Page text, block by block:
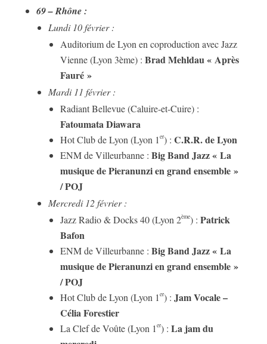
69 – Rhône :
Lundi 10 février :
Auditorium de Lyon en coproduction avec Jazz
Vienne (Lyon 3ème) : Brad Mehldau « Après
Fauré »
Mardi 11 février :
Radiant Bellevue (Caluire-et-Cuire) :
Fatoumata Diawara
Hot Club de Lyon (Lyon 1 er) : C.R.R. de Lyon
ENM de Villeurbanne : Big Band Jazz « La
musique de Pieranunzi en grand ensemble »
/ POJ
Mercredi 12 février :
Jazz Radio & Docks 40 (Lyon 2ème) : Patrick
Bafon
ENM de Villeurbanne : Big Band Jazz « La
musique de Pieranunzi en grand ensemble »
/ POJ
Hot Club de Lyon (Lyon 1 er) : Jam Vocale –
Célia Forestier
La Clef de Voûte (Lyon 1 er) : La jam du